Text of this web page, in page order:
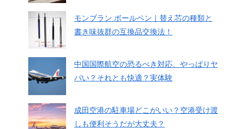
モンブラン ボールペン｜替え芯の種類と
書き味抜群の互換品交換法！
中国国際航空の恐るべき対応、やっぱりヤ
バい？それとも快適？実体験
成田空港の駐車場どこがいい？空港受け渡
しも便利そうだが大丈夫？